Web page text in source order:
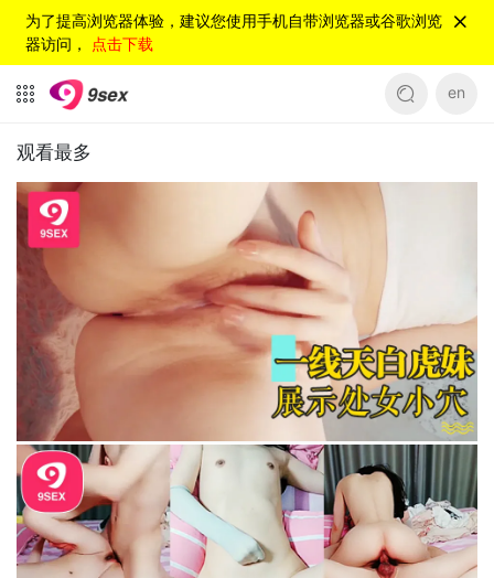
为了提高浏览器体验，建议您使用手机自带浏览器或谷歌浏览
器访问， 点击下载
en
观看最多